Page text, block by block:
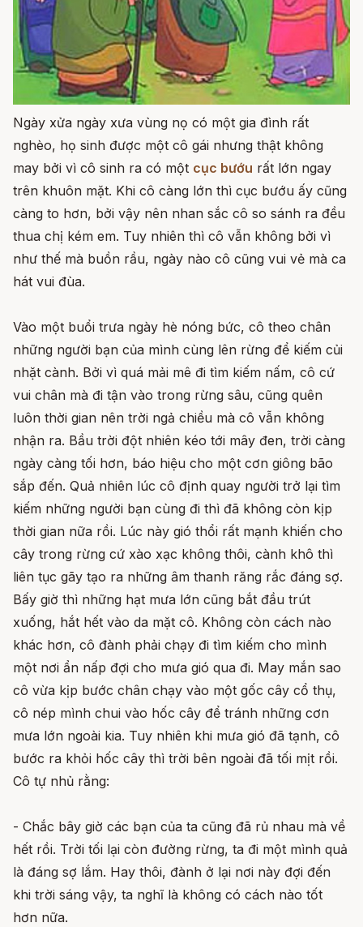
Ngày xửa ngày xưa vùng nọ có một gia đình rất
nghèo, họ sinh được một cô gái nhưng thật không
may bởi vì cô sinh ra có một cục bướu rất lớn ngay
trên khuôn mặt. Khi cô càng lớn thì cục bướu ấy cũng
càng to hơn, bởi vậy nên nhan sắc cô so sánh ra đều
thua chị kém em. Tuy nhiên thì cô vẫn không bởi vì
như thế mà buồn rầu, ngày nào cô cũng vui vẻ mà ca
hát vui đùa.
Vào một buổi trưa ngày hè nóng bức, cô theo chân
những người bạn của mình cùng lên rừng để kiếm củi
nhặt cành. Bởi vì quá mải mê đi tìm kiếm nấm, cô cứ
vui chân mà đi tận vào trong rừng sâu, cũng quên
luôn thời gian nên trời ngả chiều mà cô vẫn không
nhận ra. Bầu trời đột nhiên kéo tới mây đen, trời càng
ngày càng tối hơn, báo hiệu cho một cơn giông bão
sắp đến. Quả nhiên lúc cô định quay người trở lại tìm
kiếm những người bạn cùng đi thì đã không còn kịp
thời gian nữa rồi. Lúc này gió thổi rất mạnh khiến cho
cây trong rừng cứ xào xạc không thôi, cành khô thì
liên tục gãy tạo ra những âm thanh răng rắc đáng sợ.
Bấy giờ thì những hạt mưa lớn cũng bắt đầu trút
xuống, hắt hết vào da mặt cô. Không còn cách nào
khác hơn, cô đành phải chạy đi tìm kiếm cho mình
một nơi ẩn nấp đợi cho mưa gió qua đi. May mắn sao
cô vừa kịp bước chân chạy vào một gốc cây cổ thụ,
cô nép mình chui vào hốc cây để tránh những cơn
mưa lớn ngoài kia. Tuy nhiên khi mưa gió đã tạnh, cô
bước ra khỏi hốc cây thì trời bên ngoài đã tối mịt rồi.
Cô tự nhủ rằng:
- Chắc bây giờ các bạn của ta cũng đã rủ nhau mà về
hết rồi. Trời tối lại còn đường rừng, ta đi một mình quả
là đáng sợ lắm. Hay thôi, đành ở lại nơi này đợi đến
khi trời sáng vậy, ta nghĩ là không có cách nào tốt
hơn nữa.